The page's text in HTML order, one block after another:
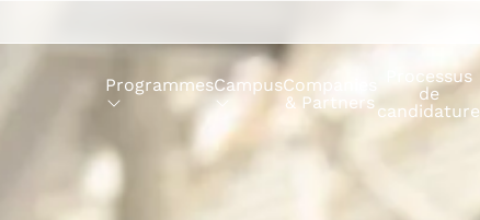
ProgrammesCampusCompanies
& Partners
Processus
de
candidature